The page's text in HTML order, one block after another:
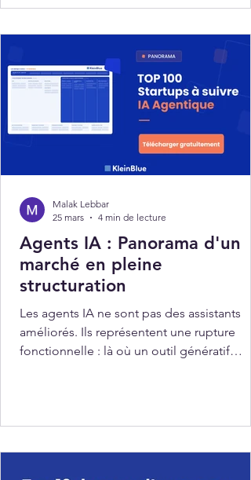
cours d'exécution sans intervention
Agents IA : Panorama d'un
marché en pleine
structuration
Les agents IA ne sont pas des assistants
améliorés. Ils représentent une rupture
fonctionnelle : là où un outil génératif
cours d'exécution sans intervention
Malak Lebbar
25 mars
4 min de lecture